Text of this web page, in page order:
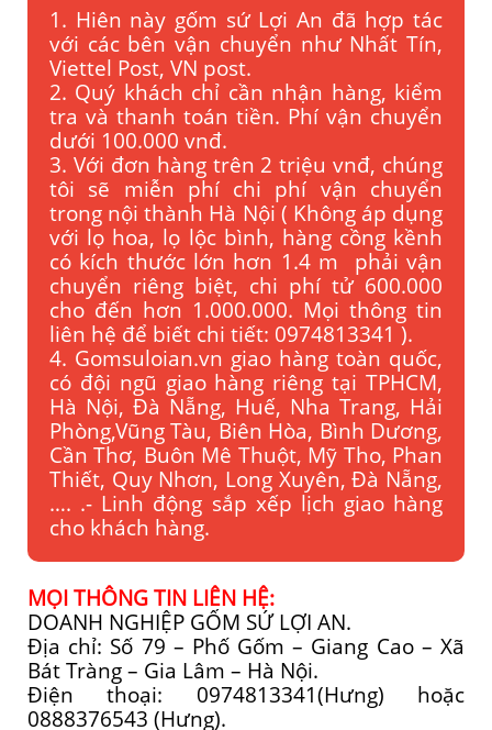
1. Hiên này gốm sứ Lợi An đã hợp tác
với các bên vận chuyển như Nhất Tín,
Viettel Post, VN post.
2. Quý khách chỉ cần nhận hàng, kiểm
tra và thanh toán tiền. Phí vận chuyển
dưới 100.000 vnđ.
3. Với đơn hàng trên 2 triệu vnđ, chúng
tôi sẽ miễn phí chi phí vận chuyển
trong nội thành Hà Nội ( Không áp dụng
với lọ hoa, lọ lộc bình, hàng cồng kềnh
có kích thước lớn hơn 1.4 m phải vận
chuyển riêng biệt, chi phí tử 600.000
cho đến hơn 1.000.000. Mọi thông tin
liên hệ để biết chi tiết: 0974813341 ).
4. Gomsuloian.vn giao hàng toàn quốc,
có đội ngũ giao hàng riêng tại TPHCM,
Hà Nội, Đà Nẵng, Huế, Nha Trang, Hải
Phòng,Vũng Tàu, Biên Hòa, Bình Dương,
Cần Thơ, Buôn Mê Thuột, Mỹ Tho, Phan
Thiết, Quy Nhơn, Long Xuyên, Đà Nẵng,
…. .- Linh động sắp xếp lịch giao hàng
cho khách hàng.
MỌI THÔNG TIN LIÊN HỆ:
DOANH NGHIỆP GỐM SỨ LỢI AN.
Địa chỉ: Số 79 – Phố Gốm – Giang Cao – Xã
Bát Tràng – Gia Lâm – Hà Nội.
Điện thoại: 0974813341(Hưng) hoặc
0888376543 (Hưng).